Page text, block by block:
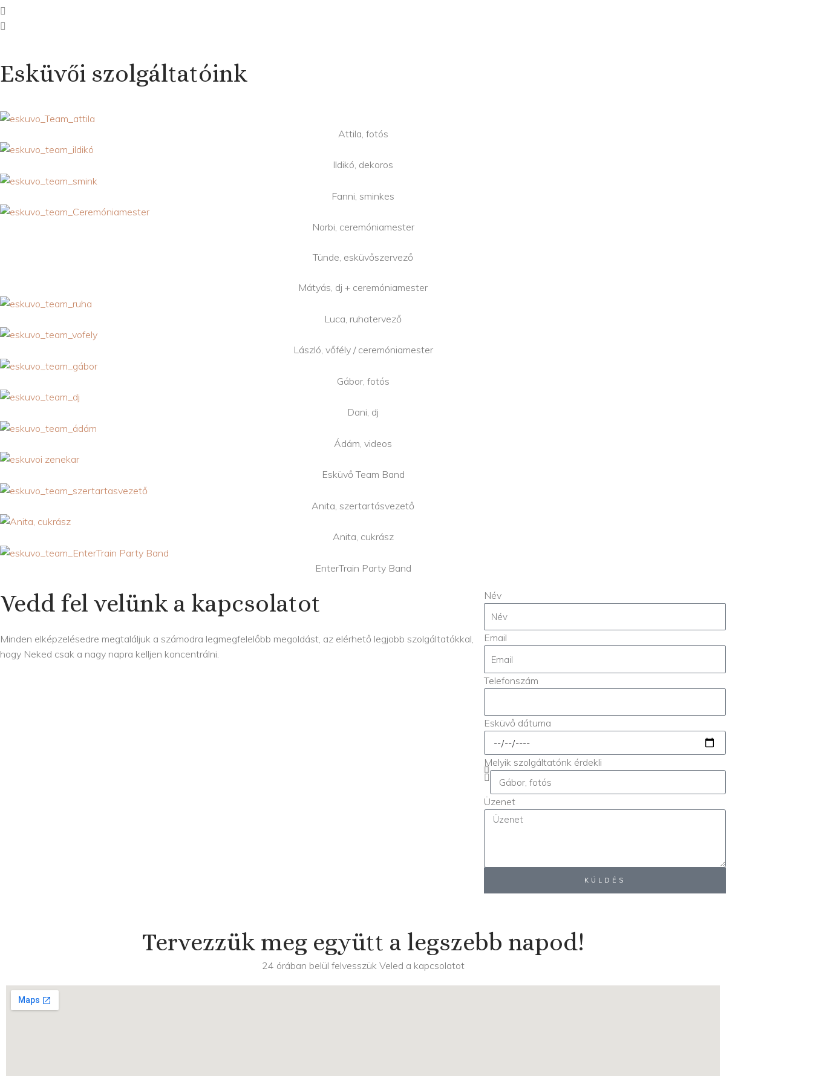
Esküvői szolgáltatóink
Attila, fotós
Ildikó, dekoros
Fanni, sminkes
Norbi, ceremóniamester
Tünde, esküvőszervező
Mátyás, dj + ceremóniamester
Luca, ruhatervező
László, vőfély / ceremóniamester
Gábor, fotós
Dani, dj
Ádám, videos
Esküvő Team Band
Anita, szertartásvezető
Anita, cukrász
EnterTrain Party Band
Vedd fel velünk a kapcsolatot
Minden elképzelésedre megtaláljuk a számodra legmegfelelőbb megoldást, az elérhető legjobb szolgáltatókkal,
hogy Neked csak a nagy napra kelljen koncentrálni.
Név
Email
Telefonszám
Esküvő dátuma
Melyik szolgáltatónk érdekli
Üzenet
KÜLDÉS
Tervezzük meg együtt a legszebb napod!
24 órában belül felvesszük Veled a kapcsolatot